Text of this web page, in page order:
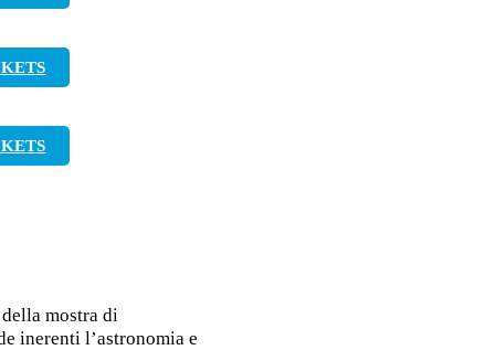
mostra di
inerenti l’astronomia e